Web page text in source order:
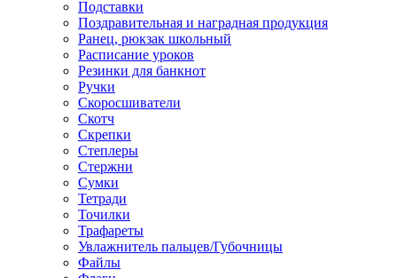
Подставки
Поздравительная и наградная продукция
Ранец, рюкзак школьный
Расписание уроков
Резинки для банкнот
Ручки
Скоросшиватели
Скотч
Скрепки
Степлеры
Стержни
Сумки
Тетради
Точилки
Трафареты
Увлажнитель пальцев/Губочницы
Файлы